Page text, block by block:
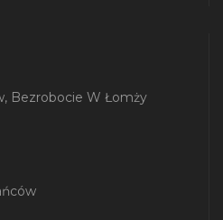
Bezrobocie W Łomży